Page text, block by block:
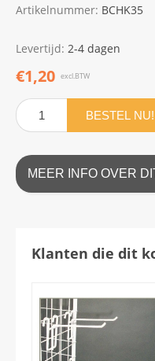
Artikelnummer: BCHK35
Levertijd: 2-4 dagen
€1,20 excl.BTW
BESTEL NU!
MEER INFO OVER
Klanten die dit